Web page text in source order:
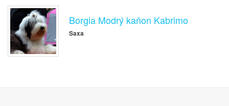
Borgia Modrý kaňon Kabrimo
Saxa